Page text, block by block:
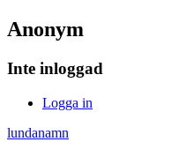
Anonym
Inte inloggad
Logga in
lundanamn